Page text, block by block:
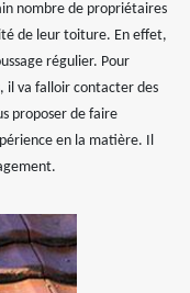
nombre de propriétaires
de leur toiture. En effet,
régulier. Pour
il va falloir contacter des
proposer de faire
en la matière. Il